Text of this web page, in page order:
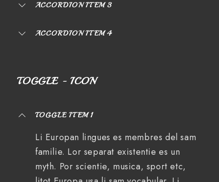
ACCORDION ITEM 3
ACCORDION ITEM 4
TOGGLE - ICON
TOGGLE ITEM 1
Li Europan lingues es membres del sam
familie. Lor separat existentie es un
myth. Por scientie, musica, sport etc,